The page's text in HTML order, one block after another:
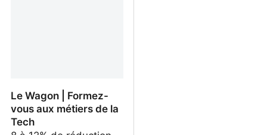
Le Wagon | Formez-
vous aux métiers de la
Tech